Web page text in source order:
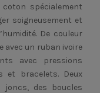
spécialement
soigneusement et
De couleur
avec un ruban ivoire
avec pressions
et bracelets. Deux
joncs, des boucles